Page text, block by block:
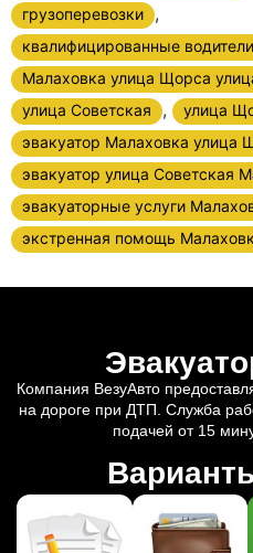
грузоперевозки ,
квалифицированные
Малаховка улица Щорса
улица Советская , улица
эвакуатор Малаховка улица
эвакуатор улица Советская
эвакуаторные услуги
экстренная помощь
Компания ВезуАвто
на дороге при ДТП. Служба
подачей от 15